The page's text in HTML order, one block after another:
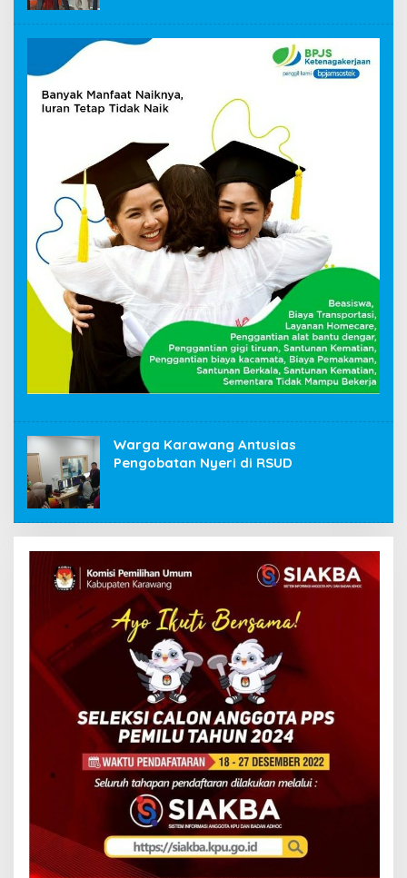
Warga Karawang Antusias
Pengobatan Nyeri di RSUD